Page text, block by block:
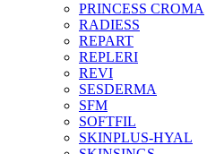
PRINCESS CROMA
RADIESS
REPART
REPLERI
REVI
SESDERMA
SFM
SOFTFIL
SKINPLUS-HYAL